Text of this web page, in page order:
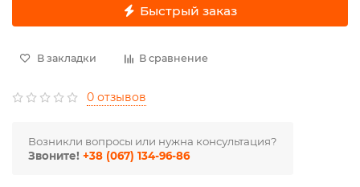
Быстрый заказ
В закладки В сравнение
0 отзывов
Возникли вопросы или нужна консультация?
Звоните! +38 (067) 134-96-86